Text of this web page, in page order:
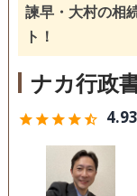
訪問可
事務所面談可
諫早・大村の相
ト！
ナカ行政
starstarstarstarstar_half 4.93